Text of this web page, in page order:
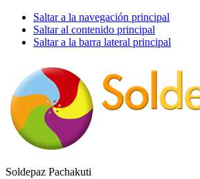
Saltar a la navegación principal
Saltar al contenido principal
Saltar a la barra lateral principal
Soldepaz Pachakuti